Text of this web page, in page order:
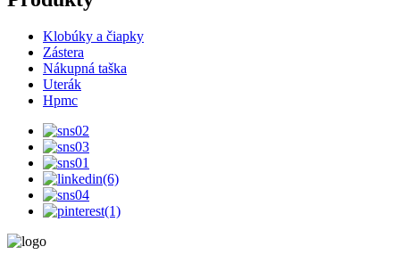
Klobúky a čiapky
Zástera
Nákupná taška
Uterák
Hpmc